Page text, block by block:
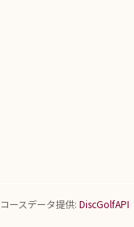
コースデータ提供: DiscGolfAPI